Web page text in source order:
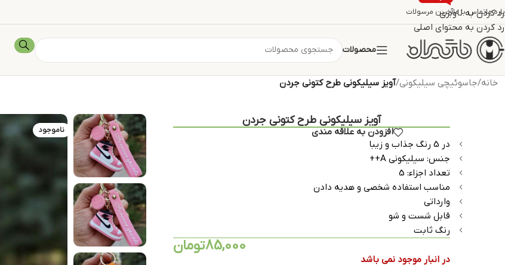
رد کردن به ناوبری
رد کردن به محتوای اصلی
ماتماس با ماآخرین مرسولات
محصولات
خانه/جاسوئیچی سیلیکونی/آویز سیلیکونی طرح کتونی جردن
ناموجود
آویز سیلیکونی طرح کتونی جردن
افزودن به علاقه مندی
در 5 رنگ جذاب و زیبا
جنس: سیلیکونی A++
تعداد اجزاء: 5
مناسب استفاده شخصی و هدیه دادن
وارداتی
قابل شست و شو
رنگ ثابت
85,000تومان
در انبار موجود نمی باشد